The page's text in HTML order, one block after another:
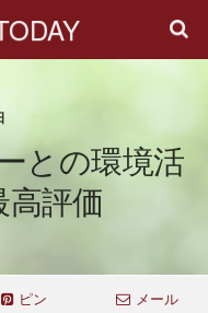
との環境活
評価
ピン メール